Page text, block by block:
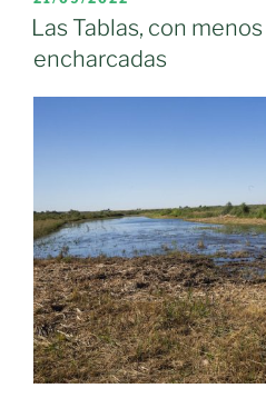
abrazan
en
de
Las
Tablas
de
Daimiel»
EL
Las Tablas, con
encharcadas